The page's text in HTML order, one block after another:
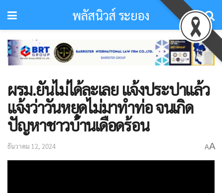
พลัสนิวส์ ระยอง
ผรม.ยันไม่ได้ละเลย แจ้งประปาแล้ว
แจ้งว่าวันหยุดไม่มาทำท่อ จนเกิด
ปัญหาชาวบ้านเดือดร้อน
ธันวาคม 12, 2024 AA